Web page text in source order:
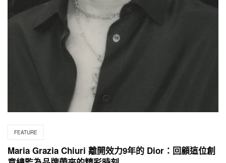
FEATURE
Maria Grazia Chiuri 離開效力9年的 Dior：回顧這位創